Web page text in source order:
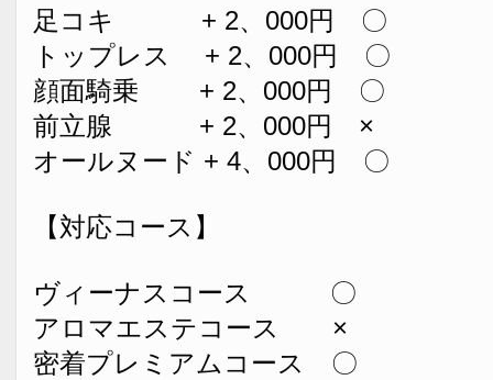
足コキ + 2、000円 〇
トップレス + 2、000円 〇
顔面騎乗 + 2、000円 〇
前立腺 + 2、000円 ×
オールヌード + 4、000円 〇
【対応コース】
ヴィーナスコース 〇
アロマエステコース ×
密着プレミアムコース 〇